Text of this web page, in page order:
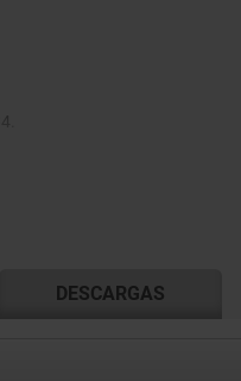
DESCARGAS